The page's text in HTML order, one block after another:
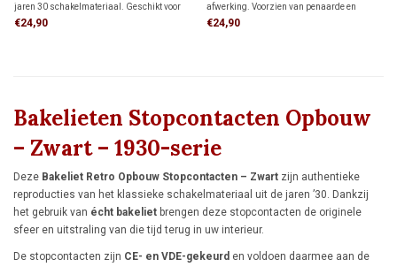
jaren 30 schakelmateriaal. Geschikt voor
bedrading via de achterzijde (wandinvoer)
€24,90
afwerking. Voorzien van penaarde en
kinderbeveiliging. Geschikt voor bedrading
€24,90
Bakelieten Stopcontacten Opbouw
– Zwart – 1930-serie
Deze Bakeliet Retro Opbouw Stopcontacten – Zwart zijn authentieke
reproducties van het klassieke schakelmateriaal uit de jaren ’30. Dankzij
het gebruik van écht bakeliet brengen deze stopcontacten de originele
sfeer en uitstraling van die tijd terug in uw interieur.
De stopcontacten zijn CE- en VDE-gekeurd en voldoen daarmee aan de